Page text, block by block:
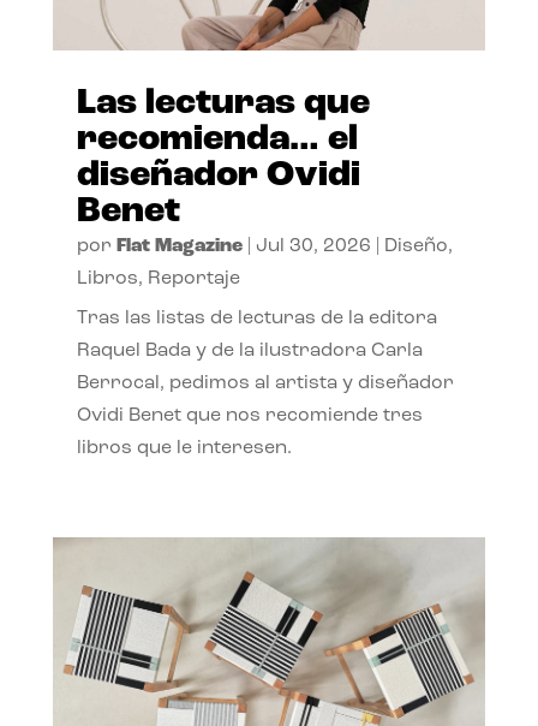
Las lecturas que
recomienda… el
diseñador Ovidi
Benet
por Flat Magazine| Jul 30, 2026 Diseño,
Libros, Reportaje
Tras las listas de lecturas de la editora
Raquel Bada y de la ilustradora Carla
Berrocal, pedimos al artista y diseñador
Ovidi Benet que nos recomiende tres
libros que le interesen.